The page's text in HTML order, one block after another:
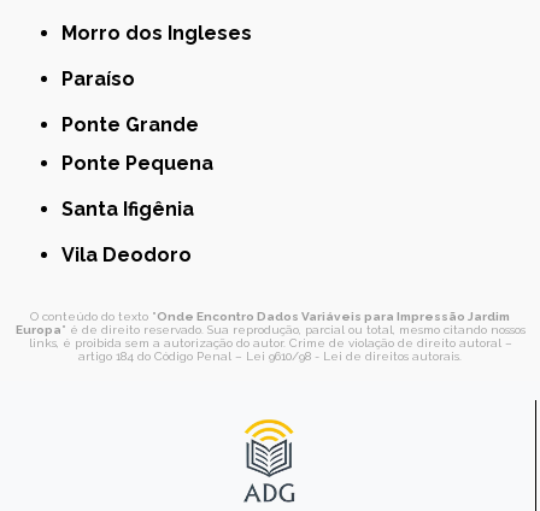
Morro dos Ingleses
Paraíso
Ponte Grande
Ponte Pequena
Santa Ifigênia
Vila Deodoro
O conteúdo do texto "Onde Encontro Dados Variáveis para Impressão Jardim
Europa" é de direito reservado. Sua reprodução, parcial ou total, mesmo citando nossos
links, é proibida sem a autorização do autor. Crime de violação de direito autoral –
artigo 184 do Código Penal – Lei 9610/98 - Lei de direitos autorais